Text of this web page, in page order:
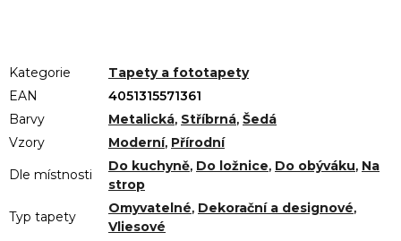
Kategorie
Tapety a fototapety
EAN
4051315571361
Barvy
Metalická, Stříbrná, Šedá
Vzory
Moderní, Přírodní
Dle místnosti
Do kuchyně, Do ložnice, Do obýváku, Na
strop
Typ tapety
Omyvatelné, Dekorační a designové,
Vliesové